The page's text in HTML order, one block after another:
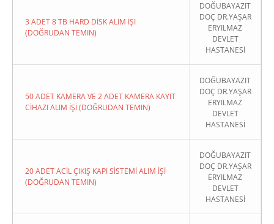
3 ADET 8 TB HARD DİSK ALIM İŞİ
(DOĞRUDAN TEMIN)
DOĞUBAYAZIT
DOÇ DR.YAŞAR
ERYILMAZ
DEVLET
HASTANESİ
50 ADET KAMERA VE 2 ADET KAMERA KAYIT
CİHAZI ALIM İŞİ (DOĞRUDAN TEMIN)
DOĞUBAYAZIT
DOÇ DR.YAŞAR
ERYILMAZ
DEVLET
HASTANESİ
20 ADET ACİL ÇIKIŞ KAPI SİSTEMİ ALIM İŞİ
(DOĞRUDAN TEMIN)
DOĞUBAYAZIT
DOÇ DR.YAŞAR
ERYILMAZ
DEVLET
HASTANESİ